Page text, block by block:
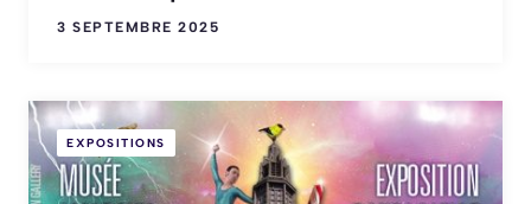
3 SEPTEMBRE 2025
EXPOSITIONS